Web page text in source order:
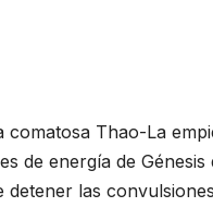
comatosa Thao-La
de energía de
las